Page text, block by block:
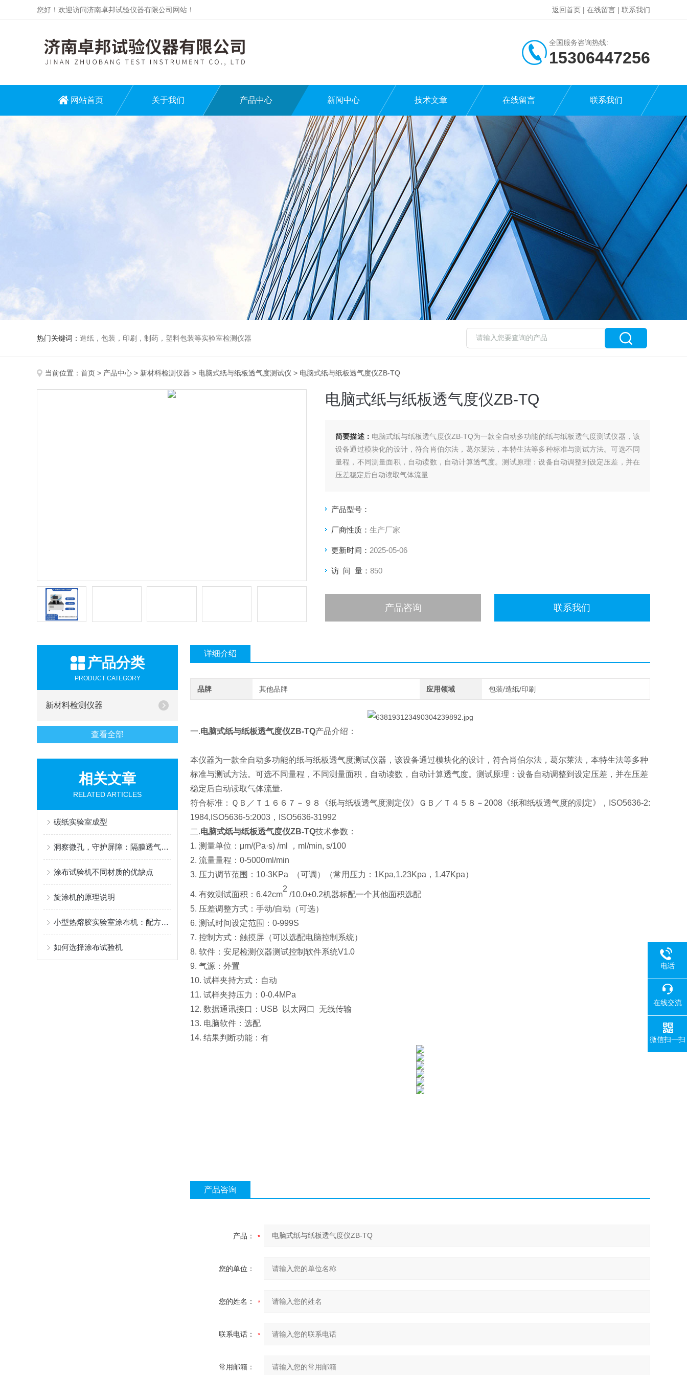
您好！欢迎访问济南卓邦试验仪器有限公司网站！ 返回首页 | 在线留言 | 联系我们
全国服务咨询热线:
15306447256
网站首页 关于我们 产品中心 新闻中心 技术文章 在线留言 联系我们
热门关键词： 造纸，包装，印刷，制药，塑料包装等实验室检测仪器
当前位置： 首页 > 产品中心 > 新材料检测仪器 > 电脑式纸与纸板透气度测试仪 > 电脑式纸与纸板透气度仪ZB-TQ
电脑式纸与纸板透气度仪ZB-TQ
简要描述： 电脑式纸与纸板透气度仪ZB-TQ为一款全自动多功能的纸与纸板透气度测试仪器，该
设备通过模块化的设计，符合肖伯尔法，葛尔莱法，本特生法等多种标准与测试方法。可选不同
量程，不同测量面积，自动读数，自动计算透气度。测试原理：设备自动调整到设定压差，并在
压差稳定后自动读取气体流量.
产品型号：
厂商性质： 生产厂家
更新时间： 2025-05-06
访 问 量： 850
产品咨询 联系我们
产品分类
PRODUCT CATEGORY
新材料检测仪器
查看全部
相关文章
RELATED ARTICLES
碳纸实验室成型
洞察微孔，守护屏障：隔膜透气度测定仪，材料性能的精密标尺
涂布试验机不同材质的优缺点
旋涂机的原理说明
小型热熔胶实验室涂布机：配方筛选与样品制备的快捷工具
如何选择涂布试验机
详细介绍
品牌 其他品牌 应用领域 包装/造纸/印刷
一.电脑式纸与纸板透气度仪ZB-TQ产品介绍：
本仪器为一款全自动多功能的纸与纸板透气度测试仪器，该设备通过模块化的设计，符合肖伯尔法，葛尔莱法，本特生法等多种
标准与测试方法。可选不同量程，不同测量面积，自动读数，自动计算透气度。测试原理：设备自动调整到设定压差，并在压差
稳定后自动读取气体流量.
符合标准：ＱＢ／Ｔ１６６７－９８《纸与纸板透气度测定仪》ＧＢ／Ｔ４５８－2008《纸和纸板透气度的测定》，ISO5636-2:
1984,ISO5636-5:2003，ISO5636-31992
二.电脑式纸与纸板透气度仪ZB-TQ技术参数：
1. 测量单位：μm/(Pa·s) /ml ，ml/min, s/100
2. 流量量程：0-5000ml/min
3. 压力调节范围：10-3KPa （可调）（常用压力：1Kpa,1.23Kpa，1.47Kpa）
4. 有效测试面积：6.42cm
2
/10.0±0.2机器标配一个其他面积选配
5. 压差调整方式：手动/自动（可选）
6. 测试时间设定范围：0-999S
7. 控制方式：触摸屏（可以选配电脑控制系统）
8. 软件：安尼检测仪器测试控制软件系统V1.0
9. 气源：外置
10. 试样夹持方式：自动
11. 试样夹持压力：0-0.4MPa
12. 数据通讯接口：USB 以太网口 无线传输
13. 电脑软件：选配
14. 结果判断功能：有
产品咨询
产品：
您的单位：
您的姓名：
联系电话：
常用邮箱：
电话
在线交流
微信扫一扫